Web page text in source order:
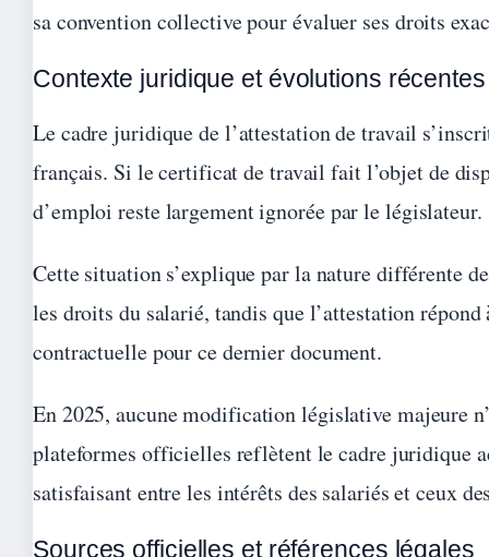
sa convention collective pour évaluer ses droits
Contexte juridique et évolutions récentes
Le cadre juridique de l’attestation de travail
français. Si le certificat de travail fait l’objet de
d’emploi reste largement ignorée par le législateur.
Cette situation s’explique par la nature différente
les droits du salarié, tandis que l’attestation
contractuelle pour ce dernier document.
En 2025, aucune modification législative majeure
plateformes officielles reflètent le cadre juridique
satisfaisant entre les intérêts des salariés et ceux
Sources officielles et références légales